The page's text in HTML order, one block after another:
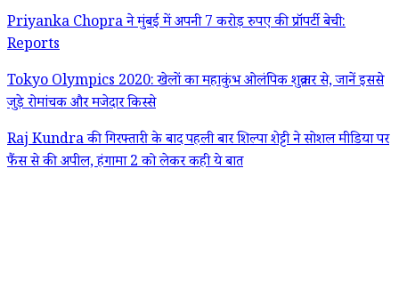
Priyanka Chopra ने मुंबई में अपनी 7 करोड़ रुपए की प्रॉपर्टी बेची:
Reports
Tokyo Olympics 2020: खेलों का महाकुंभ ओलंपिक शुक्रवार से, जानें इससे
जुड़े रोमांचक और मजेदार किस्से
Raj Kundra की गिरफ्तारी के बाद पहली बार शिल्पा शेट्टी ने सोशल मीडिया पर
फैंस से की अपील, हंगामा 2 को लेकर कही ये बात